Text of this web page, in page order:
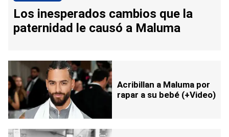
Los inesperados cambios que la
paternidad le causó a Maluma
Acribillan a Maluma por
rapar a su bebé (+Video)